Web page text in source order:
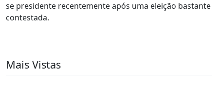
se presidente recentemente após uma eleição bastante
contestada.
Mais Vistas